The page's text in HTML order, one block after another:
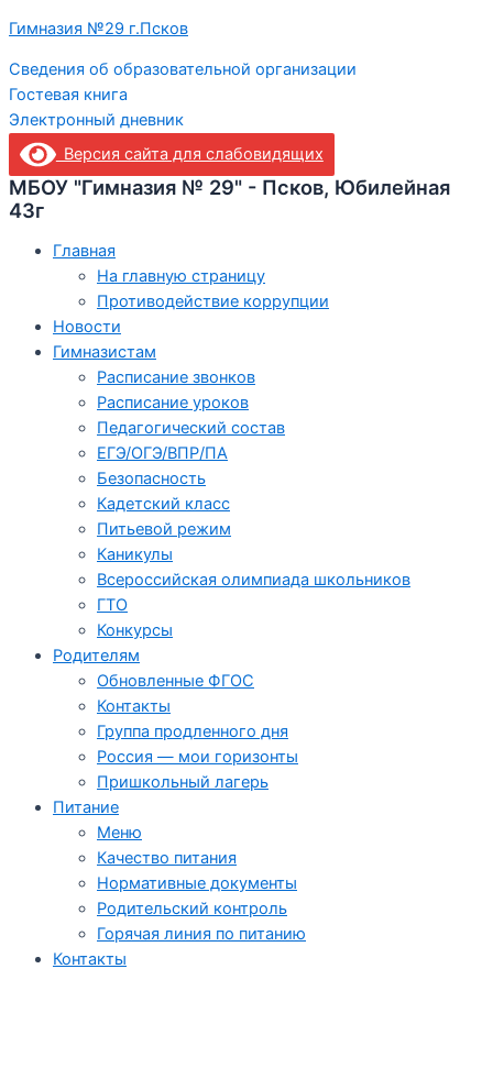
Гимназия №29 г.Псков
Сведения об образовательной организации
Гостевая книга
Электронный дневник
Версия сайта для слабовидящих
МБОУ "Гимназия № 29" - Псков, Юбилейная
43г
Главная
На главную страницу
Противодействие коррупции
Новости
Гимназистам
Расписание звонков
Расписание уроков
Педагогический состав
ЕГЭ/ОГЭ/ВПР/ПА
Безопасность
Кадетский класс
Питьевой режим
Каникулы
Всероссийская олимпиада школьников
ГТО
Конкурсы
Родителям
Обновленные ФГОС
Контакты
Группа продленного дня
Россия — мои горизонты
Пришкольный лагерь
Питание
Меню
Качество питания
Нормативные документы
Родительский контроль
Горячая линия по питанию
Контакты